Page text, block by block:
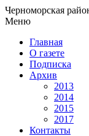
Черноморская
Меню
Главная
О газете
Подписка
Архив
2013
2014
2015
2017
Контакты